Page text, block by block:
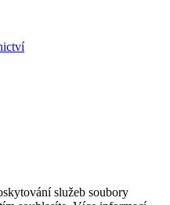
služeb soubory